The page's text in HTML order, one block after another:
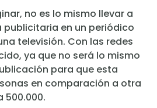
no es lo mismo llevar a
en un periódico
televisión. Con las redes
ya que no será lo mismo
para que esta
en comparación a otra
500.000.